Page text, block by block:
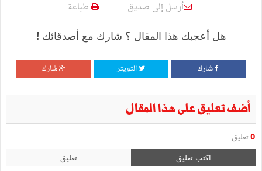
أرسل إلى صديق طباعة
هل أعجبك هذا المقال ؟ شارك مع أصدقائك !
شارك التويتر شارك
أضف تعليق على هذا المقال
0 تعليق
اكتب تعليق تعليق